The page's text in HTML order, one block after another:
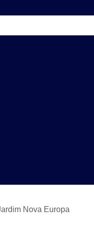
Veterinário em Cachorro
Nova Europa